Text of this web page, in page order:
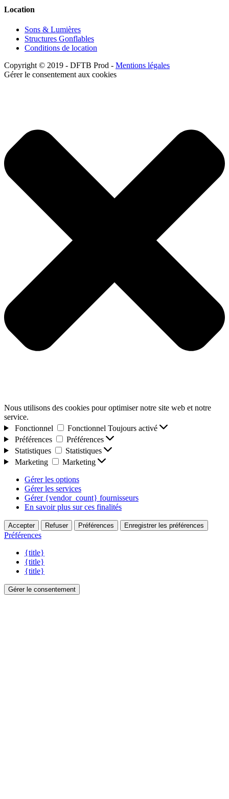
Location
Sons & Lumières
Structures Gonflables
Conditions de location
Copyright © 2019 - DFTB Prod - Mentions légales
Gérer le consentement aux cookies
Nous utilisons des cookies pour optimiser notre site web et notre
service.
Fonctionnel
Fonctionnel Toujours activé
Préférences
Préférences
Statistiques
Statistiques
Marketing
Marketing
Gérer les options
Gérer les services
Gérer {vendor_count} fournisseurs
En savoir plus sur ces finalités
Accepter Refuser Préférences Enregistrer les préférences
Préférences
{title}
{title}
{title}
Gérer le consentement